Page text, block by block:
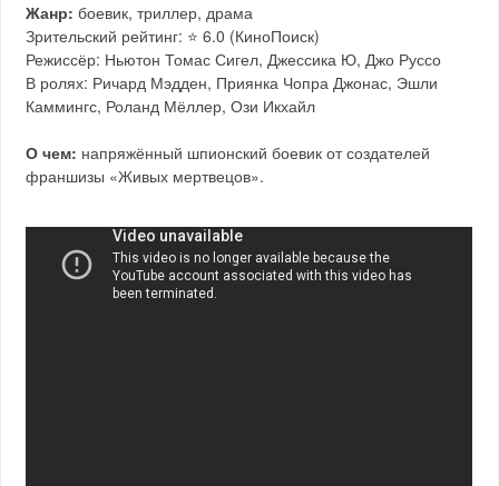
Жанр: боевик, триллер, драма
Зрительский рейтинг: ⭐️ 6.0 (КиноПоиск)
Режиссёр: Ньютон Томас Сигел, Джессика Ю, Джо Руссо
В ролях: Ричард Мэдден, Приянка Чопра Джонас, Эшли
Каммингс, Роланд Мёллер, Ози Икхайл
О чем: напряжённый шпионский боевик от создателей
франшизы «Живых мертвецов».